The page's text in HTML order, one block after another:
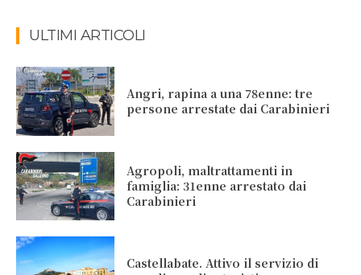
ULTIMI ARTICOLI
Angri, rapina a una 78enne: tre
persone arrestate dai Carabinieri
Agropoli, maltrattamenti in
famiglia: 31enne arrestato dai
Carabinieri
Castellabate. Attivo il servizio di